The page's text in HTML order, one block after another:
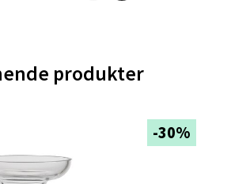
produkter
-30%
Ski
6, 1400 Ski
21